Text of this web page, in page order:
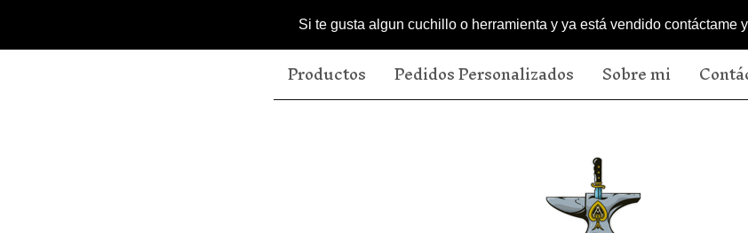
Si te gusta algun cuchillo o herramienta y ya está vendido contáctame
Productos Pedidos Personalizados Sobre mi